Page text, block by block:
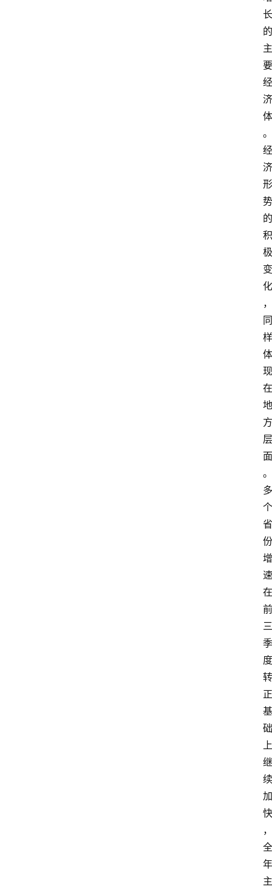
长
的
主
要
经
济
体
。
经
济
形
势
的
积
极
变
化
，
同
样
体
现
在
地
方
层
面
。
多
个
省
份
增
速
在
前
三
季
度
转
正
基
础
上
继
续
加
快
，
全
年
主